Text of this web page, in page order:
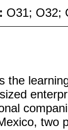
O31; O32;
the
two